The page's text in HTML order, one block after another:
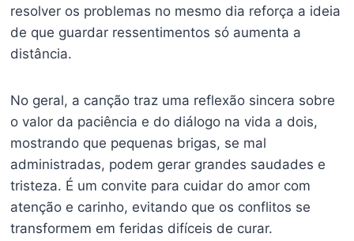
resolver os problemas no mesmo dia reforça a ideia
de que guardar ressentimentos só aumenta a
distância.
No geral, a canção traz uma reflexão sincera sobre
o valor da paciência e do diálogo na vida a dois,
mostrando que pequenas brigas, se mal
administradas, podem gerar grandes saudades e
tristeza. É um convite para cuidar do amor com
atenção e carinho, evitando que os conflitos se
transformem em feridas difíceis de curar.